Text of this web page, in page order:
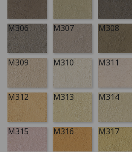
M306 M307 M308
M309 M310 M311
M312 M313 M314
M315 M316 M317